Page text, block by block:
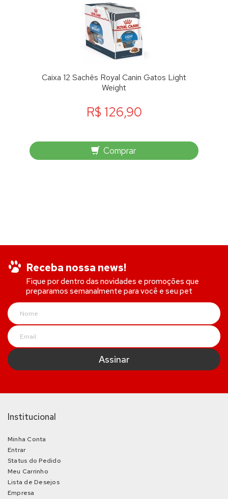
Caixa 12 Sachês Royal Canin Gatos Light
Weight
R$ 126,90
Comprar
Receba nossa news!
Fique por dentro das novidades e promoções que
preparamos semanalmente para você e seu pet
Institucional
Minha Conta
Entrar
Status do Pedido
Meu Carrinho
Lista de Desejos
Empresa